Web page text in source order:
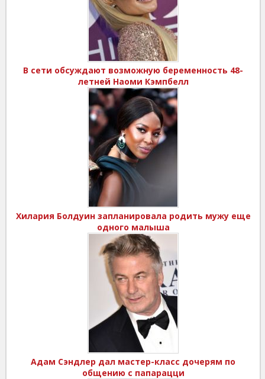
В сети обсуждают возможную беременность 48-
летней Наоми Кэмпбелл
Хилария Болдуин запланировала родить мужу еще
одного малыша
Адам Сэндлер дал мастер-класс дочерям по
общению с папарацци